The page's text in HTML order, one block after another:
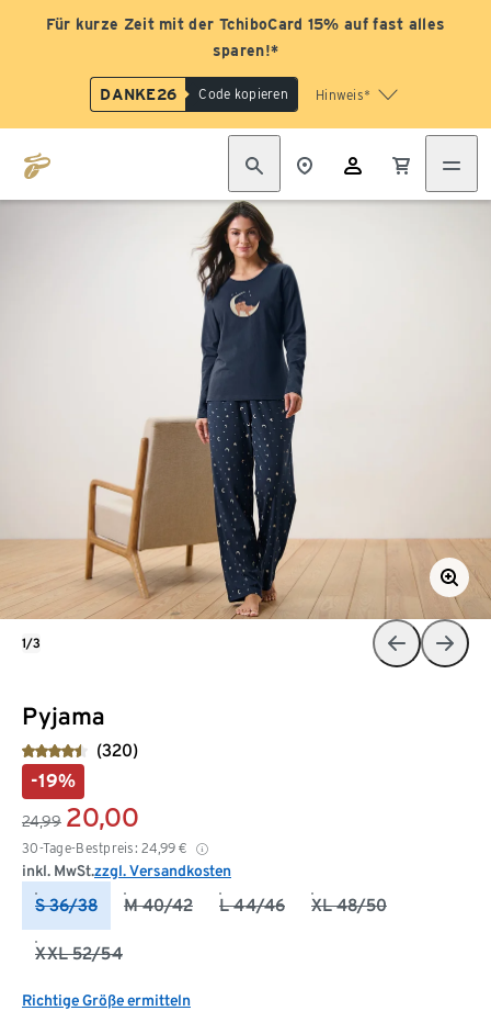
Für kurze Zeit mit der TchiboCard 15% auf fast alles
sparen!*
DANKE26 Code kopieren Hinweis*
Pyjama
(320)
-19%
24,99 20,00
30-Tage-Bestpreis: 24,99 €
inkl. MwSt.zzgl. Versandkosten
S 36/38 M 40/42 L 44/46 XL 48/50
XXL 52/54
Richtige Größe ermitteln
1/3